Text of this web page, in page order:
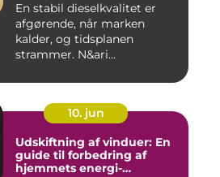
En stabil dieselkvalitet er
afgørende, når marken
kalder, og tidsplanen
strammer. N&ari...
10. jun
Udskiftning af vinduer: En
guide til forbedring af
hjemmets energi-